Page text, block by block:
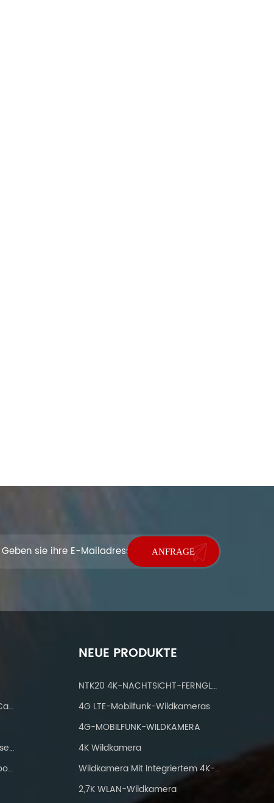
IP 66 Waterproof Wifi Trail Camera
Jagdkameras Mit IP66 Wasserdicht
WiFi-Wanderkamera Bluetooth 24mp
NEUE PRODUKTE
NTK20 4K-NACHTSICHT-FERNGLAS
4G LTE-Mobilfunk-Wildkameras
4G-MOBILFUNK-WILDKAMERA
4K Wildkamera
Wildkamera Mit Integriertem 4K-Solarpanel
2,7K WLAN-Wildkamera